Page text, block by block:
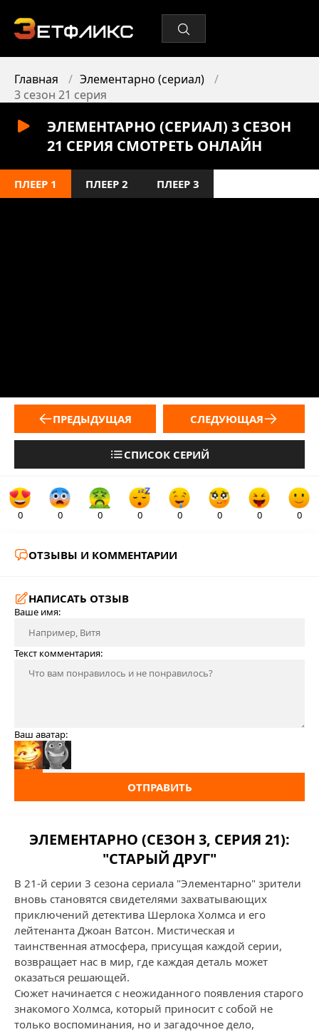
Главная
Элементарно (сериал)
3 сезон 21 серия
ЭЛЕМЕНТАРНО (СЕРИАЛ) 3 СЕЗОН
21 СЕРИЯ СМОТРЕТЬ ОНЛАЙН
ПЛЕЕР 1 ПЛЕЕР 2 ПЛЕЕР 3
ПРЕДЫДУЩАЯ
СПИСОК СЕРИЙ
СЛЕДУЮЩАЯ
0 0 0 0 0 0 0 0
ОТЗЫВЫ И КОММЕНТАРИИ
НАПИСАТЬ ОТЗЫВ
Ваше имя:
Текст комментария:
Ваш аватар:
ОТПРАВИТЬ
ЭЛЕМЕНТАРНО (СЕЗОН 3, СЕРИЯ 21):
"СТАРЫЙ ДРУГ"
В 21-й серии 3 сезона сериала "Элементарно" зрители
вновь становятся свидетелями захватывающих
приключений детектива Шерлока Холмса и его
лейтенанта Джоан Ватсон. Мистическая и
таинственная атмосфера, присущая каждой серии,
возвращает нас в мир, где каждая деталь может
оказаться решающей.
Сюжет начинается с неожиданного появления старого
знакомого Холмса, который приносит с собой не
только воспоминания, но и загадочное дело,